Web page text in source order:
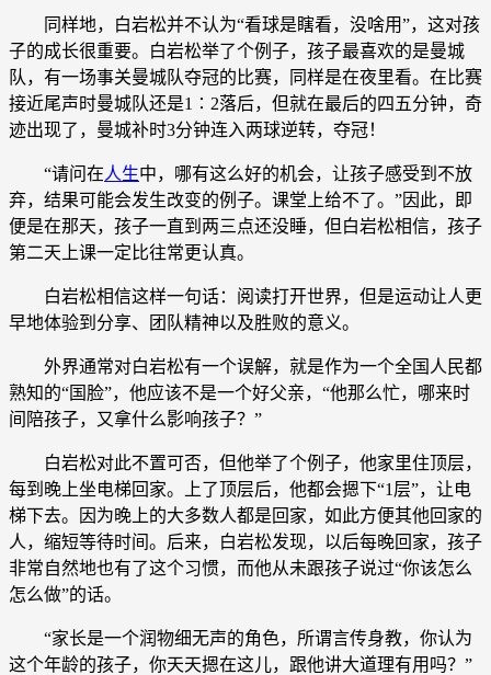
同样地，白岩松并不认为“看球是瞎看，没啥用”，这对孩
子的成长很重要。白岩松举了个例子，孩子最喜欢的是曼城
队，有一场事关曼城队夺冠的比赛，同样是在夜里看。在比赛
接近尾声时曼城队还是1∶2落后，但就在最后的四五分钟，奇
迹出现了，曼城补时3分钟连入两球逆转，夺冠！
“请问在人生中，哪有这么好的机会，让孩子感受到不放
弃，结果可能会发生改变的例子。课堂上给不了。”因此，即
便是在那天，孩子一直到两三点还没睡，但白岩松相信，孩子
第二天上课一定比往常更认真。
白岩松相信这样一句话：阅读打开世界，但是运动让人更
早地体验到分享、团队精神以及胜败的意义。
外界通常对白岩松有一个误解，就是作为一个全国人民都
熟知的“国脸”，他应该不是一个好父亲，“他那么忙，哪来时
间陪孩子，又拿什么影响孩子？”
白岩松对此不置可否，但他举了个例子，他家里住顶层，
每到晚上坐电梯回家。上了顶层后，他都会摁下“1层”，让电
梯下去。因为晚上的大多数人都是回家，如此方便其他回家的
人，缩短等待时间。后来，白岩松发现，以后每晚回家，孩子
非常自然地也有了这个习惯，而他从未跟孩子说过“你该怎么
怎么做”的话。
“家长是一个润物细无声的角色，所谓言传身教，你认为
这个年龄的孩子，你天天摁在这儿，跟他讲大道理有用吗？”